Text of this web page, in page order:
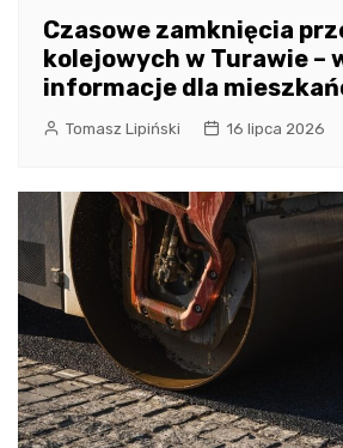
Czasowe zamknięcia
kolejowych w Turawie –
informacje dla
Tomasz Lipiński 16 lipca 2026